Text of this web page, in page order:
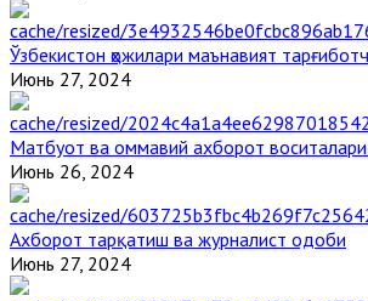
Ўзбекистон ҳожилари маънавият
Июнь 27, 2024
Матбуот ва оммавий ахборот
Июнь 26, 2024
Ахборот тарқатиш ва журналист одоби
Июнь 27, 2024